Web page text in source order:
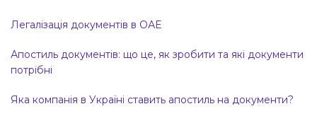
Легалізація документів в ОАЕ
Апостиль документів: що це, як зробити та які документи
потрібні
Яка компанія в Україні ставить апостиль на документи?